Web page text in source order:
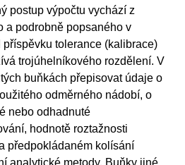
postup výpočtu vychází z
a podrobně popsaného v
příspěvku tolerance (kalibrace)
trojúhelníkového rozdělení. V
buňkách přepisovat údaje o
odměrného nádobí, o
nebo odhadnuté
hodnotě roztažnosti
předpokládaném kolísání
analytické metody. Buňky jiné